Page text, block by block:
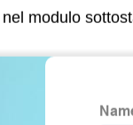
modulo